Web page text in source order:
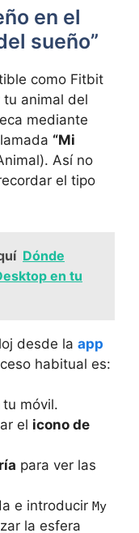
en el
sueño”
como Fitbit
tu animal del
mediante
“Mi
Así no
el tipo
Dónde
en tu
desde la app
habitual es:
tu móvil.
el icono de
para ver las
e introducir My
la esfera